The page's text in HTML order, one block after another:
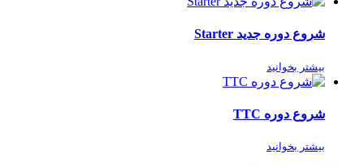
شروع دوره جدید Starter
بیشتر بخوانید
شروع دوره TTC
بیشتر بخوانید